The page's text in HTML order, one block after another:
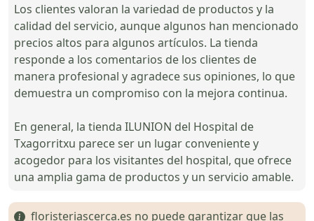
Los clientes valoran la variedad de productos y la
calidad del servicio, aunque algunos han mencionado
precios altos para algunos artículos. La tienda
responde a los comentarios de los clientes de
manera profesional y agradece sus opiniones, lo que
demuestra un compromiso con la mejora continua.
En general, la tienda ILUNION del Hospital de
Txagorritxu parece ser un lugar conveniente y
acogedor para los visitantes del hospital, que ofrece
una amplia gama de productos y un servicio amable.
floristeriascerca.es no puede garantizar que las